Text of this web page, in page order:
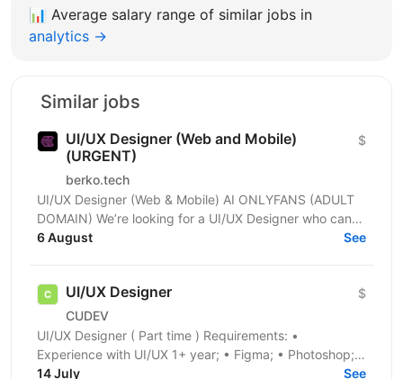
📊 Average salary range of similar jobs in
analytics →
Similar jobs
UI/UX Designer (Web and Mobile)
(URGENT)
berko.tech
$
UI/UX Designer (Web & Mobile) AI ONLYFANS (ADULT
DOMAIN) We’re looking for a UI/UX Designer who can
create clean, modern, and intuitive interfaces for web...
6 August See
UI/UX Designer
CUDEV
$
UI/UX Designer ( Part time ) Requirements: •
Experience with UI/UX 1+ year; • Figma; • Photoshop; •
Illustrator; • User research; • Guidelines; •...
14 July See